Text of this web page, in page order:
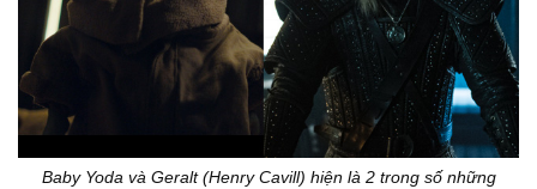
Baby Yoda và Geralt (Henry Cavill) hiện là 2 trong số những